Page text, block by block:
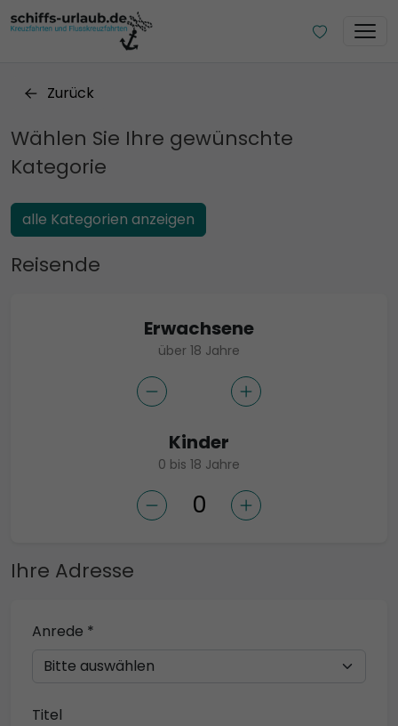
Zurück
Wählen Sie Ihre gewünschte
Kategorie
alle Kategorien anzeigen
Reisende
Erwachsene
über 18 Jahre
Kinder
0 bis 18 Jahre
Ihre Adresse
Anrede *
Titel